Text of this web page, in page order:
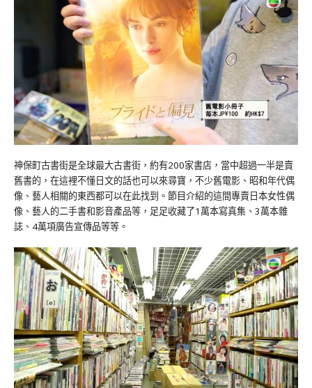
神保町古書街是全球最大古書街，約有200家書店，當中超過一半是賣
舊書的，在這裡不懂日文的話也可以來尋寶，不少舊電影、昭和年代偶
像、藝人相關的東西都可以在此找到。節目介紹的這間專賣日本女性偶
像、藝人的二手書和影音產品等，足足收藏了1萬本寫真集、3萬本雜
誌、4萬項廣告宣傳品等等。